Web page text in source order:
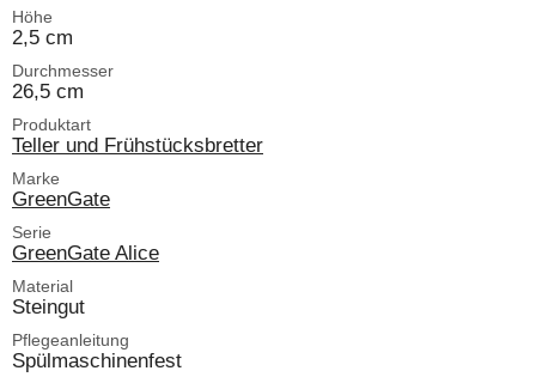
Höhe
2,5 cm
Durchmesser
26,5 cm
Produktart
Teller und Frühstücksbretter
Marke
GreenGate
Serie
GreenGate Alice
Material
Steingut
Pflegeanleitung
Spülmaschinenfest